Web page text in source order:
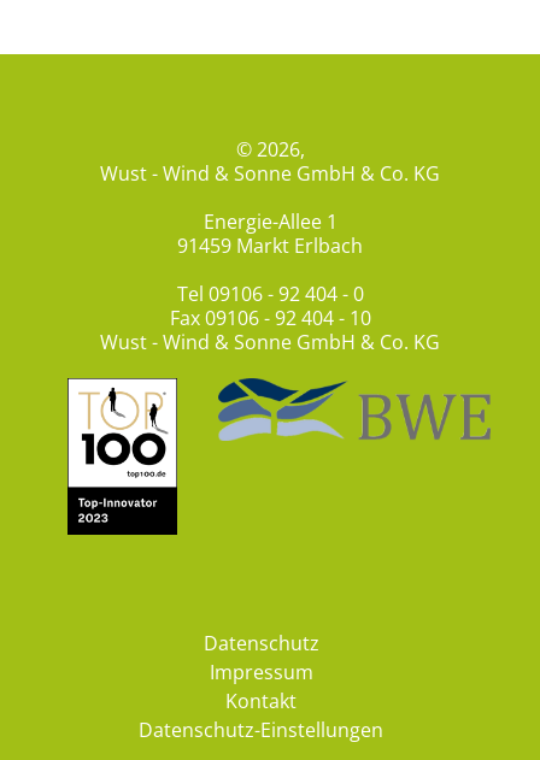
© 2026,
Wust - Wind & Sonne GmbH & Co. KG
Energie-Allee 1
91459 Markt Erlbach
Tel 09106 - 92 404 - 0
Fax 09106 - 92 404 - 10
Wust - Wind & Sonne GmbH & Co. KG
Datenschutz
Impressum
Kontakt
Datenschutz-Einstellungen